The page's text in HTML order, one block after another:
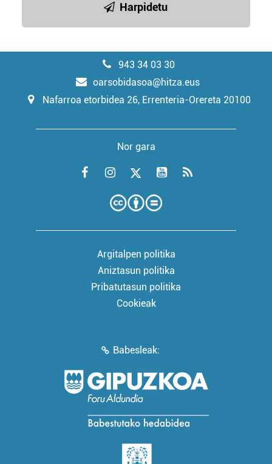
Harpidetu
943 34 03 30
oarsobidasoa@hitza.eus
Nafarroa etorbidea 26, Errenteria-Orereta 20100
Nor gara
Argitalpen politika
Aniztasun politika
Pribatutasun politika
Cookieak
Babesleak: